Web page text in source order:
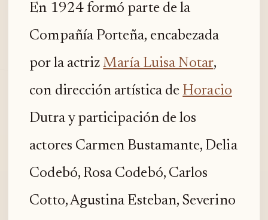
En 1924 formó parte de la
Compañía Porteña, encabezada
por la actrizMaría Luisa Notar,
con dirección artística de Horacio
Dutra y participación de los
actores Carmen Bustamante, Delia
Codebó, Rosa Codebó, Carlos
Cotto, Agustina Esteban, Severino